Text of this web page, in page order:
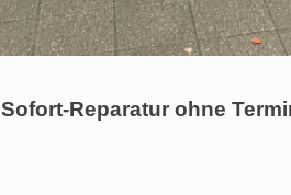
Sofort-Reparatur ohne